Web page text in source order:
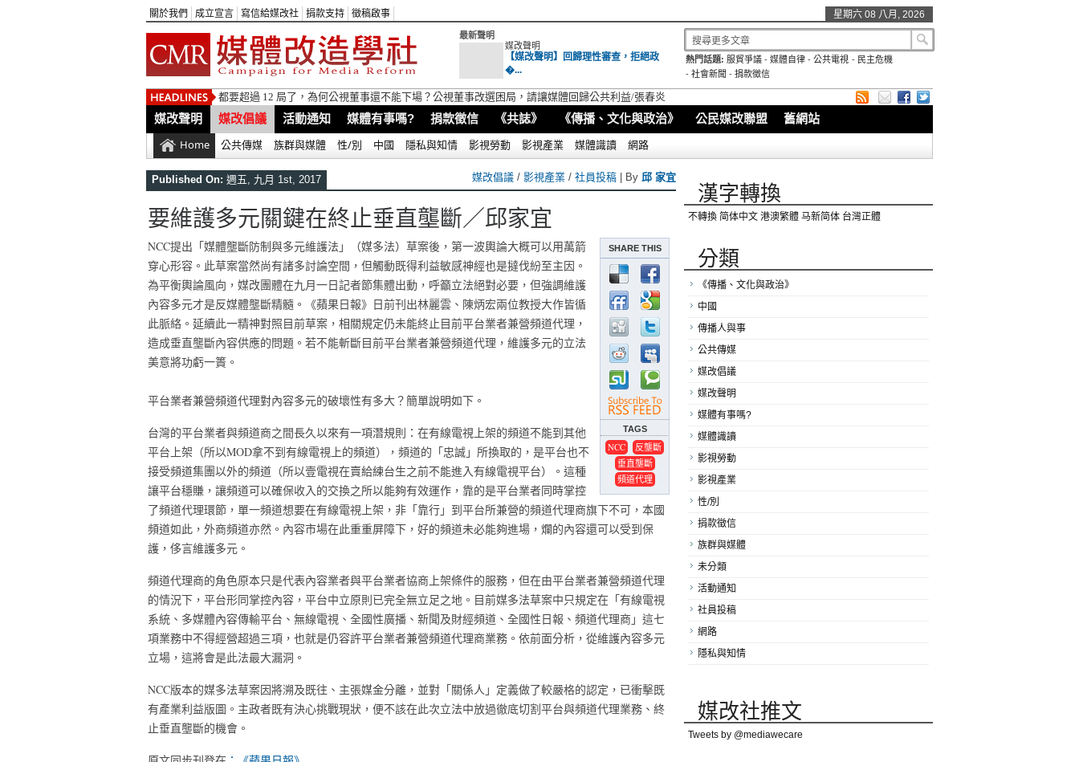
關於我們 成立宣言 寫信給媒改社 捐款支持 徵稿啟事 星期六 08 八月, 2026
最新聲明
媒改聲明
【媒改聲明】回歸理性審查，拒絕政
�...
熱門話題: 服貿爭議 -媒體自律 -公共電視 - 民主危機
- 社會新聞 - 捐款徵信
都要超過 12 局了，為何公視董事還不能下場？公視董事改選困局，請讓媒體回歸公共利益/張春炎
媒改聲明 媒改倡議 活動通知 媒體有事嗎? 捐款徵信 《共誌》 《傳播、文化與政治》 公民媒改聯盟 舊網站
Home 公共傳媒 族群與媒體 性/別 中國 隱私與知情 影視勞動 影視產業 媒體識讀 網路
Published On: 週五, 九月 1st, 2017 媒改倡議 / 影視產業 / 社員投稿 | By 邱 家宜
要維護多元關鍵在終止垂直壟斷／邱家宜
SHARE THIS
TAGS
NCC
反壟斷
垂直壟斷
頻道代理
NCC提出「媒體壟斷防制與多元維護法」（媒多法）草案後，第一波輿論大概可以用萬箭
穿心形容。此草案當然尚有諸多討論空間，但觸動既得利益敏感神經也是撻伐紛至主因。
為平衡輿論風向，媒改團體在九月一日記者節集體出動，呼籲立法絕對必要，但強調維護
內容多元才是反媒體壟斷精髓。《蘋果日報》日前刊出林麗雲、陳炳宏兩位教授大作皆循
此脈絡。延續此一精神對照目前草案，相關規定仍未能終止目前平台業者兼營頻道代理，
造成垂直壟斷內容供應的問題。若不能斬斷目前平台業者兼營頻道代理，維護多元的立法
美意將功虧一簣。
平台業者兼營頻道代理對內容多元的破壞性有多大？簡單說明如下。
台灣的平台業者與頻道商之間長久以來有一項潛規則：在有線電視上架的頻道不能到其他
平台上架（所以MOD拿不到有線電視上的頻道），頻道的「忠誠」所換取的，是平台也不
接受頻道集團以外的頻道（所以壹電視在賣給練台生之前不能進入有線電視平台）。這種
讓平台穩賺，讓頻道可以確保收入的交換之所以能夠有效運作，靠的是平台業者同時掌控
了頻道代理環節，單一頻道想要在有線電視上架，非「靠行」到平台所兼營的頻道代理商旗下不可，本國
頻道如此，外商頻道亦然。內容市場在此重重屏障下，好的頻道未必能夠進場，爛的內容還可以受到保
護，侈言維護多元。
頻道代理商的角色原本只是代表內容業者與平台業者協商上架條件的服務，但在由平台業者兼營頻道代理
的情況下，平台形同掌控內容，平台中立原則已完全無立足之地。目前媒多法草案中只規定在「有線電視
系統、多媒體內容傳輸平台、無線電視、全國性廣播、新聞及財經頻道、全國性日報、頻道代理商」這七
項業務中不得經營超過三項，也就是仍容許平台業者兼營頻道代理商業務。依前面分析，從維護內容多元
立場，這將會是此法最大漏洞。
NCC版本的媒多法草案因將溯及既往、主張媒金分離，並對「關係人」定義做了較嚴格的認定，已衝擊既
有產業利益版圖。主政者既有決心挑戰現狀，便不該在此次立法中放過徹底切割平台與頻道代理業務、終
止垂直壟斷的機會。
漢字轉換
不轉換 简体中文 港澳繁體 马新简体 台灣正體
分類
《傳播、文化與政治》
中國
傳播人與事
公共傳媒
媒改倡議
媒改聲明
媒體有事嗎?
媒體識讀
影視勞動
影視產業
性/別
捐款徵信
族群與媒體
未分類
活動通知
社員投稿
網路
隱私與知情
媒改社推文
Tweets by @mediawecare